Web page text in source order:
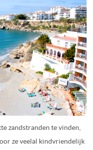
zandstranden te vinden,
ze veelal kindvriendelijk